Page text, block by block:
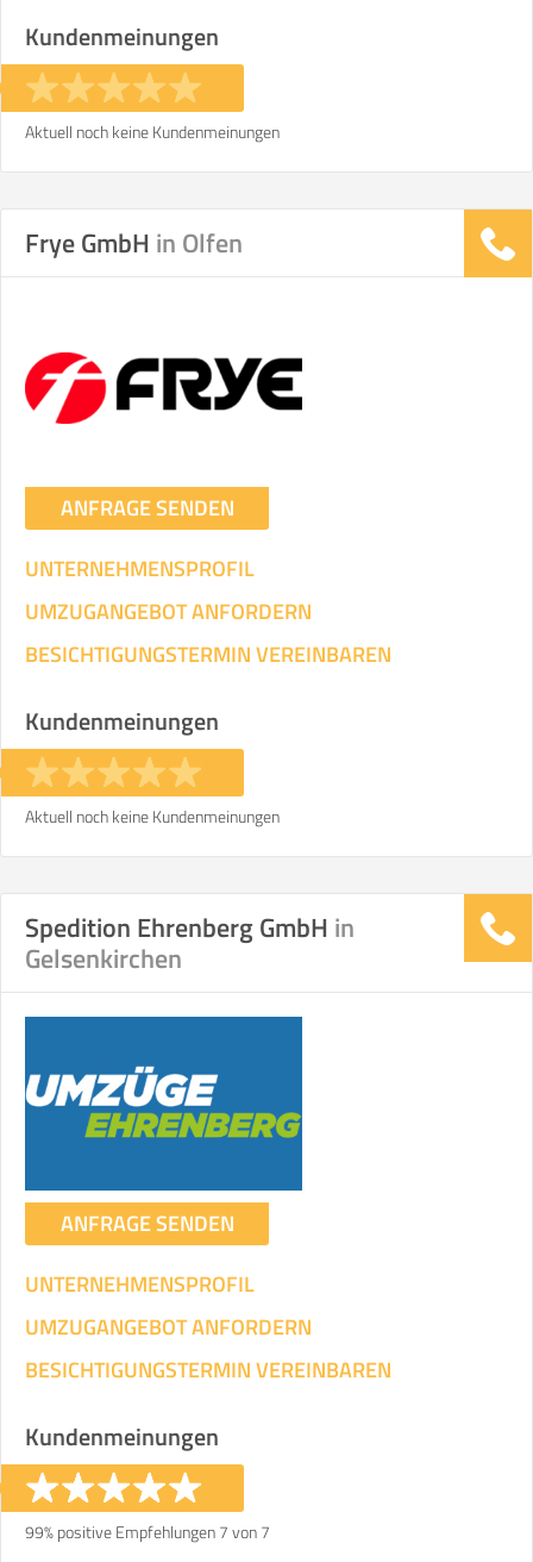
Kundenmeinungen
Aktuell noch keine Kundenmeinungen
Frye GmbH in Olfen
ANFRAGE SENDEN
UNTERNEHMENSPROFIL
UMZUGANGEBOT ANFORDERN
BESICHTIGUNGSTERMIN VEREINBAREN
Kundenmeinungen
Aktuell noch keine Kundenmeinungen
Spedition Ehrenberg GmbH in
Gelsenkirchen
ANFRAGE SENDEN
UNTERNEHMENSPROFIL
UMZUGANGEBOT ANFORDERN
BESICHTIGUNGSTERMIN VEREINBAREN
Kundenmeinungen
99% positive Empfehlungen 7 von 7